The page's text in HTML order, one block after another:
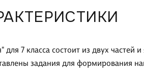
для 7 класса состоит из двух частей
задания для формирования